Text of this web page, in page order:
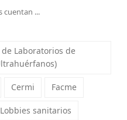
cuentan ...
Laboratorios de
Cermi Facme
Lobbies sanitarios